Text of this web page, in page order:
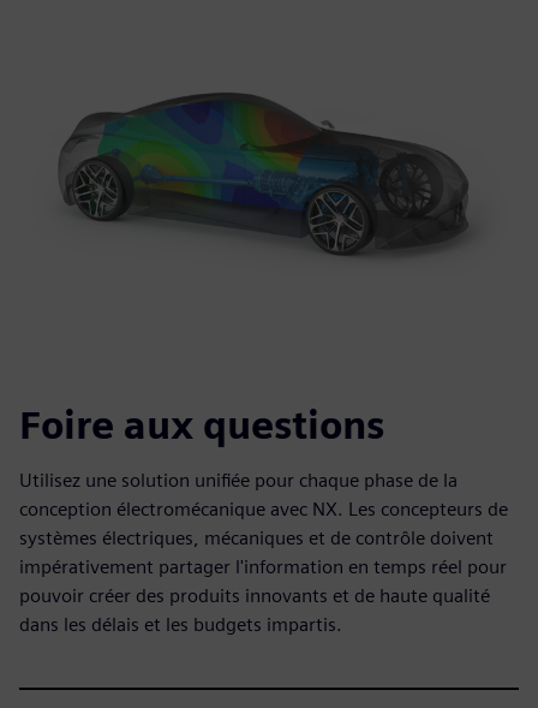
Foire aux questions
Utilisez une solution unifiée pour chaque phase de la
conception électromécanique avec NX. Les concepteurs de
systèmes électriques, mécaniques et de contrôle doivent
impérativement partager l'information en temps réel pour
pouvoir créer des produits innovants et de haute qualité
dans les délais et les budgets impartis.